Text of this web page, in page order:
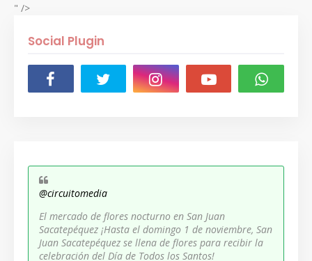
" />
Social Plugin
@circuitomedia
El mercado de flores nocturno en San Juan
Sacatepéquez ¡Hasta el domingo 1 de noviembre, San
Juan Sacatepéquez se llena de flores para recibir la
celebración del Día de Todos los Santos!